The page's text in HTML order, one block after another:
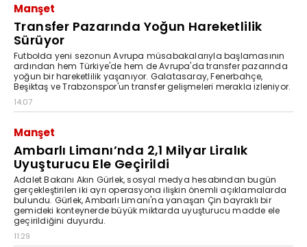
Manşet
Transfer Pazarında Yoğun Hareketlilik
Sürüyor
Futbolda yeni sezonun Avrupa müsabakalarıyla başlamasının
ardından hem Türkiye'de hem de Avrupa'da transfer pazarında
yoğun bir hareketlilik yaşanıyor. Galatasaray, Fenerbahçe,
Beşiktaş ve Trabzonspor'un transfer gelişmeleri merakla izleniyor.
14:07
Manşet
Ambarlı Limanı’nda 2,1 Milyar Liralık
Uyuşturucu Ele Geçirildi
Adalet Bakanı Akın Gürlek, sosyal medya hesabından bugün
gerçekleştirilen iki ayrı operasyona ilişkin önemli açıklamalarda
bulundu. Gürlek, Ambarlı Limanı'na yanaşan Çin bayraklı bir
gemideki konteynerde büyük miktarda uyuşturucu madde ele
geçirildiğini duyurdu.
11:29